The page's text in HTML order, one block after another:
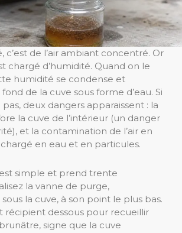
c’est de l’air ambiant concentré. Or
chargé d’humidité. Quand on le
humidité se condense et
de la cuve sous forme d’eau. Si
pas, deux dangers apparaissent : la
la cuve de l’intérieur (un danger
et la contamination de l’air en
chargé en eau et en particules.
simple et prend trente
la vanne de purge,
la cuve, à son point le plus bas.
récipient dessous pour recueillir
signe que la cuve